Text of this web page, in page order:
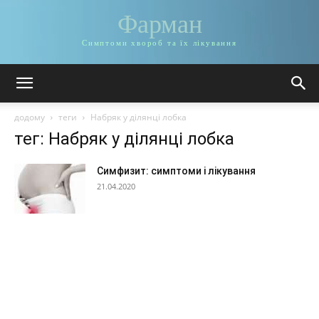
Фарман
Симптоми хвороб та їх лікування
додому теги Набряк у ділянці лобка
тег: Набряк у ділянці лобка
Симфизит: симптоми і лікування
21.04.2020